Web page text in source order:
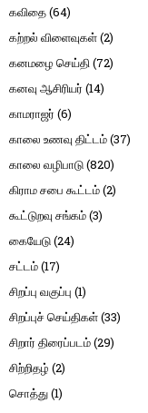
கவிதை(64)
கற்றல் விளைவுகள்(2)
கனமழை செய்தி(72)
கனவு ஆசிரியர் (14)
காமராஜர் (6)
காலை உணவு திட்டம்(37)
காலை வழிபாடு(820)
கிராம சபை கூட்டம்(2)
கூட்டுறவு சங்கம்(3)
கையேடு(24)
சட்டம்(17)
சிறப்பு வகுப்பு (1)
சிறப்புச் செய்திகள்(33)
சிறார் திரைப்படம்(29)
சிற்றிதழ் (2)
சொத்து(1)